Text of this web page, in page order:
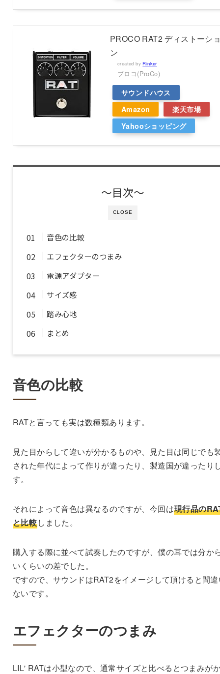
PROCO RAT2 ディストーシ
ン
created byRinker
プロコ(ProCo)
サウンドハウス
Amazon
楽天市場
Yahooショッピング
CLOSE
〜目次〜
音色の比較
エフェクターのつまみ
電源アダプター
サイズ感
踏み心地
まとめ
音色の比較
RATと言っても実は数種類あります。
見た目からして違いが分かるものや、見た目は同じでも
された年代によって作りが違ったり、製造国が違ったり
す。
それによって音色は異なるのですが、今回は現行品の
と比較しました。
購入する際に並べて試奏したのですが、僕の耳では分か
いくらいの差でした。
ですので、サウンドはRAT2をイメージして頂けると間
ないです。
エフェクターのつまみ
LIL' RATは小型なので、通常サイズと比べるとつまみが